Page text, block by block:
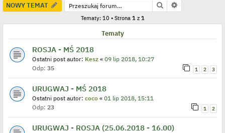
NOWY TEMAT Szukaj
Tematy: 10 • Strona 1z 1
Tematy
ROSJA - MŚ 2018
Ostatni post autor: Kesz « 09 lip 2018, 10:27
Odp: 35 1 2 3
URUGWAJ - MŚ 2018
Ostatni post autor: coco « 01 lip 2018, 15:11
Odp: 23 1 2
URUGWAJ - ROSJA (25.06.2018 - 16.00)